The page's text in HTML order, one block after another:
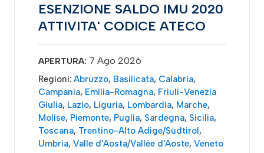
ESENZIONE SALDO IMU 2020
ATTIVITA' CODICE ATECO
APERTURA: 7 Ago 2026
Regioni: Abruzzo, Basilicata, Calabria,
Campania, Emilia-Romagna, Friuli-Venezia
Giulia, Lazio, Liguria, Lombardia, Marche,
Molise, Piemonte, Puglia, Sardegna, Sicilia,
Toscana, Trentino-Alto Adige/Südtirol,
Umbria, Valle d'Aosta/Vallée d'Aoste, Veneto